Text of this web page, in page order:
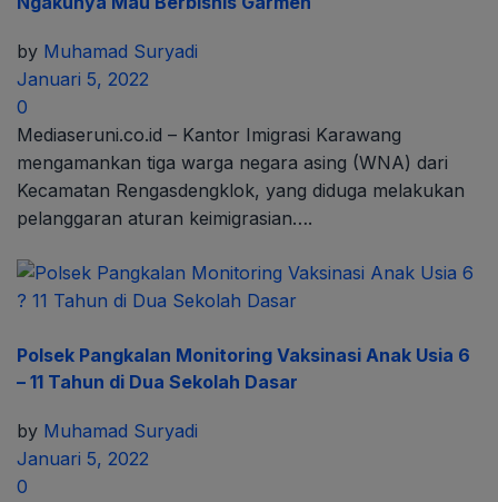
by Muhamad Suryadi
Januari 5, 2022
0
Mediaseruni.co.id – Kantor Imigrasi Karawang
mengamankan tiga warga negara asing (WNA) dari
Kecamatan Rengasdengklok, yang diduga melakukan
pelanggaran aturan keimigrasian….
Polsek Pangkalan Monitoring Vaksinasi Anak Usia 6
– 11 Tahun di Dua Sekolah Dasar
by Muhamad Suryadi
Januari 5, 2022
0